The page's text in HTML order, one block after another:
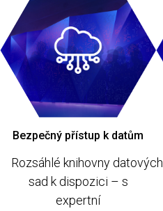
Bezpečný přístup k datům
Rozsáhlé knihovny datových
sad k dispozici – s
expertní